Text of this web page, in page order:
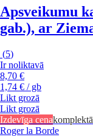
Apsveikumu
gab.), ar
(5)
Ir noliktavā
8,70 €
1,74 € / gb
Likt grozā
Likt grozā
Izdevīga cena
Roger la Borde